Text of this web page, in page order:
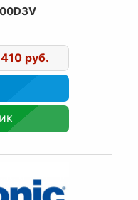
руб.